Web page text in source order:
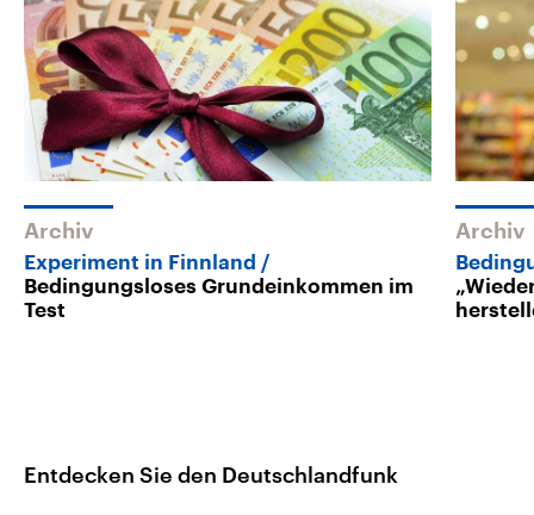
Archiv
Experiment in Finnland
Bedingungsloses Grundeinkommen im
Test
Archiv
Entdecken Sie den Deutschlandfunk